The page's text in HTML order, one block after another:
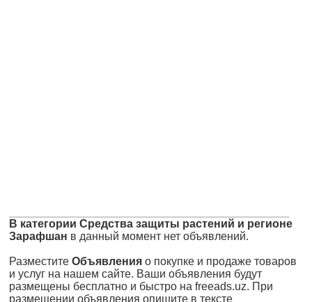
В категории Средства защиты растений и регионе
Зарафшан в данный момент нет объявлений.
Разместите Объявления о покупке и продаже товаров
и услуг на нашем сайте. Ваши объявления будут
размещены бесплатно и быстро на freeads.uz. При
размещении объявления опишите в тексте